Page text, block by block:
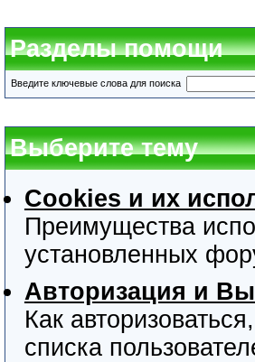
Разделы помощи
Введите ключевые слова для поиска
Выберите тему
Cookies и их
Преимущества
установленных
Авторизация и
Как
списка